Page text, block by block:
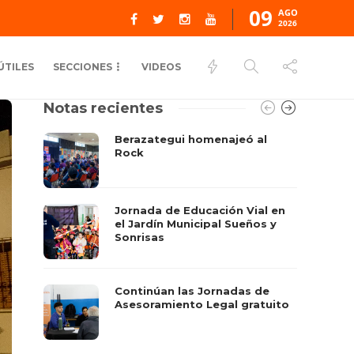
09 AGO
2026
SECCIONES VIDEOS
Notas recientes
Berazategui homenajeó al
Rock
Jornada de Educación Vial en
el Jardín Municipal Sueños y
Sonrisas
Continúan las Jornadas de
Asesoramiento Legal gratuito